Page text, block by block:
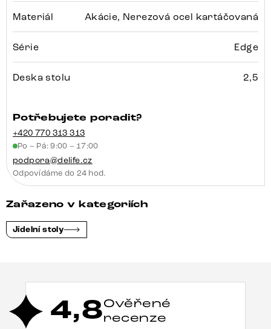
Materiál Akácie, Nerezová ocel kartáčovaná
Série Edge
Deska stolu 2,5
Potřebujete poradit?
+420 770 313 313
Po – Pá: 9:00 – 17:00
podpora@delife.cz
Odpovídáme do 24 hod.
Zařazeno v kategoriích
Jídelní stoly
4,8Ověřené
recenze